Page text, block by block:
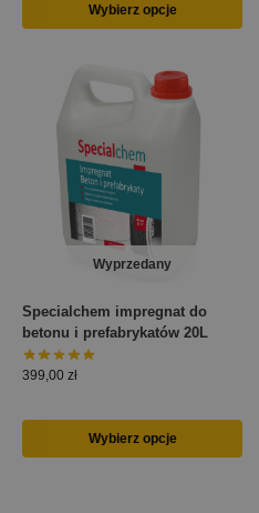
Wybierz opcje
Wyprzedany
Specialchem impregnat do
betonu i prefabrykatów 20L
399,00 zł
Wybierz opcje